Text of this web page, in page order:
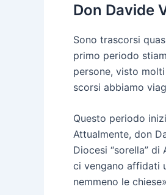
Don Davide
Sono trascorsi
primo periodo
persone, visto
scorsi abbiamo
Questo periodo
Attualmente, don
Diocesi “sorella”
ci vengano affidati
nemmeno le